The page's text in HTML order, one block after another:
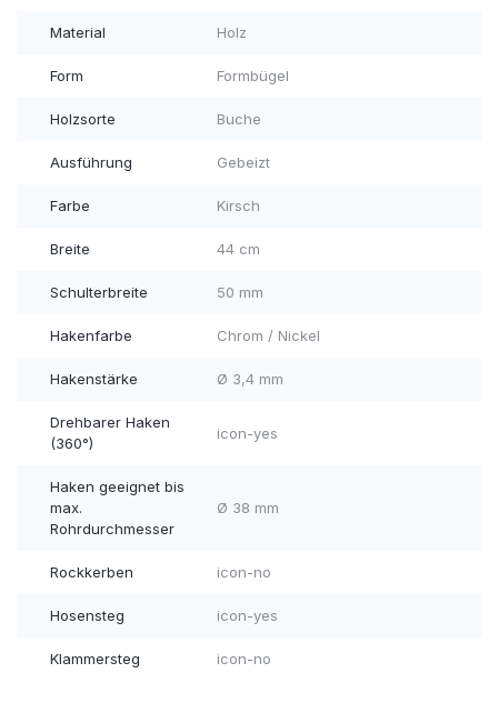
Material Holz
Form Formbügel
Holzsorte Buche
Ausführung Gebeizt
Farbe Kirsch
Breite 44 cm
Schulterbreite 50 mm
Hakenfarbe Chrom / Nickel
Hakenstärke Ø 3,4 mm
Drehbarer Haken
(360°)
icon-yes
Haken geeignet bis
max.
Rohrdurchmesser
Ø 38 mm
Rockkerben icon-no
Hosensteg icon-yes
Klammersteg icon-no